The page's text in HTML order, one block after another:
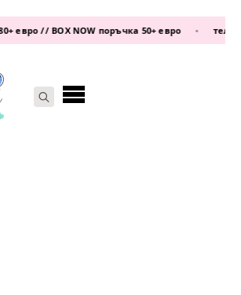
// BOX NOW поръчка 50+ евро • телефон: